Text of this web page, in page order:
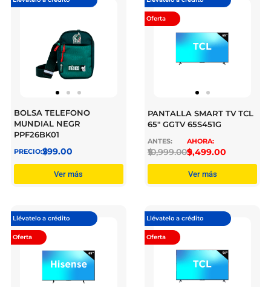
BOLSA TELEFONO
MUNDIAL NEGR
PPF26BK01
$
299.00
Ver más
Oferta
PANTALLA SMART TV TCL
65″ GGTV 65S451G
$
10,999.00$
9,499.00
Ver más
Llévatelo a crédito
Oferta
Llévatelo a crédito
Oferta